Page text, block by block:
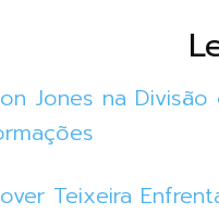
Jones na
Teixeira